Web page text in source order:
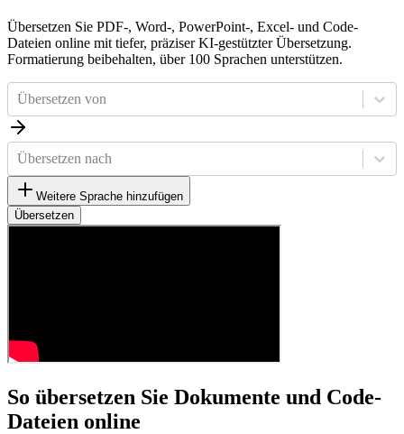
Übersetzen Sie PDF-, Word-, PowerPoint-, Excel- und Code-
Dateien online mit tiefer, präziser KI-gestützter Übersetzung.
Formatierung beibehalten, über 100 Sprachen unterstützen.
Übersetzen von
Übersetzen nach
Weitere Sprache hinzufügen
Übersetzen
So übersetzen Sie Dokumente und Code-
Dateien online